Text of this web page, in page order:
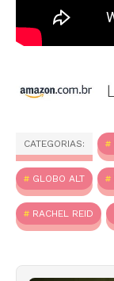
CATEGORIAS:
GLOBO ALT
RACHEL REID